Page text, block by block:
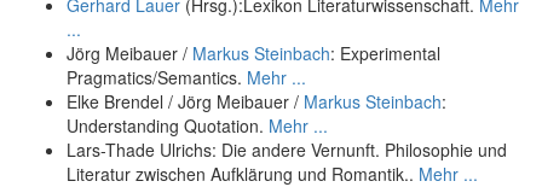
...
Jörg Meibauer / Markus Steinbach: Experimental
Pragmatics/Semantics. Mehr ...
Elke Brendel / Jörg Meibauer / Markus Steinbach:
Understanding Quotation. Mehr ...
Lars-Thade Ulrichs: Die andere Vernunft. Philosophie und
Literatur zwischen Aufklärung und Romantik.. Mehr ...